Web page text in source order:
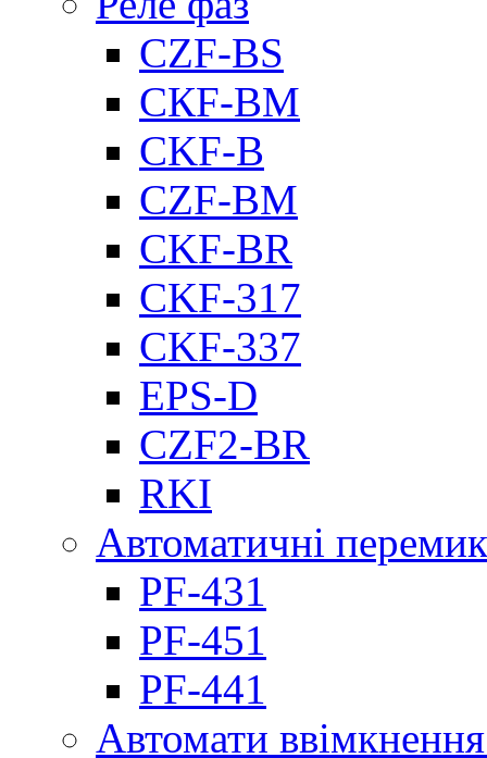
CZF-BS
CКF-BM
CKF-B
CZF-BM
CKF-BR
CKF-317
CKF-337
EPS-D
CZF2-BR
RKI
Автоматичні
PF-431
PF-451
PF-441
Автомати